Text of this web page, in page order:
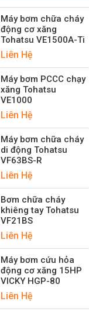
Máy bơm chữa cháy
động cơ xăng
Tohatsu VE1500A-Ti
Liên Hệ
Máy bơm PCCC chạy
xăng Tohatsu
VE1000
Liên Hệ
Máy bơm chữa cháy
di động Tohatsu
VF63BS-R
Liên Hệ
Bơm chữa cháy
khiêng tay Tohatsu
VF21BS
Liên Hệ
Máy bơm cứu hỏa
động cơ xăng 15HP
VICKY HGP-80
Liên Hệ